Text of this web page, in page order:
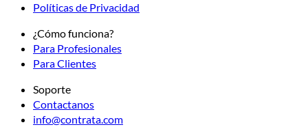
Políticas de Privacidad
¿Cómo funciona?
Para Profesionales
Para Clientes
Soporte
Contactanos
info@contrata.com